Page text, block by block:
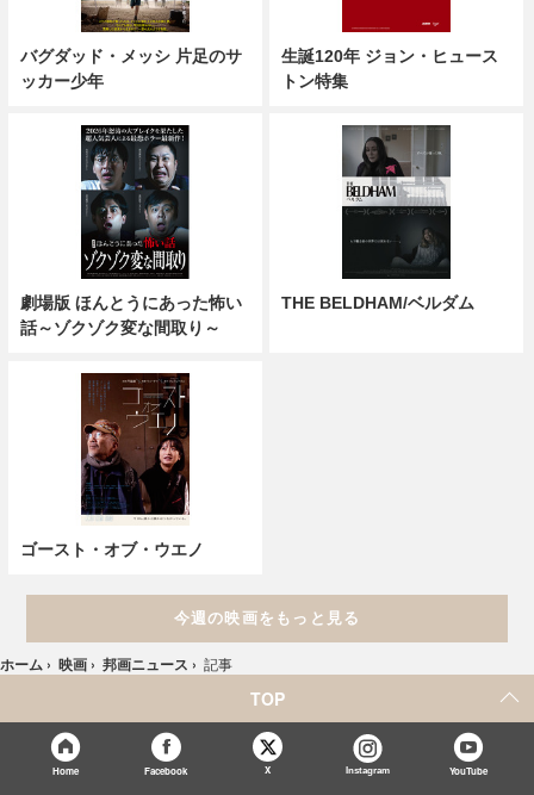
バグダッド・メッシ 片足のサ
ッカー少年
生誕120年 ジョン・ヒュース
トン特集
劇場版 ほんとうにあった怖い
話～ゾクゾク変な間取り～
THE BELDHAM/ベルダム
ゴースト・オブ・ウエノ
今週の映画をもっと見る
ホーム › 映画 › 邦画ニュース › 記事
TOP
Home Facebook X Instagram YouTube